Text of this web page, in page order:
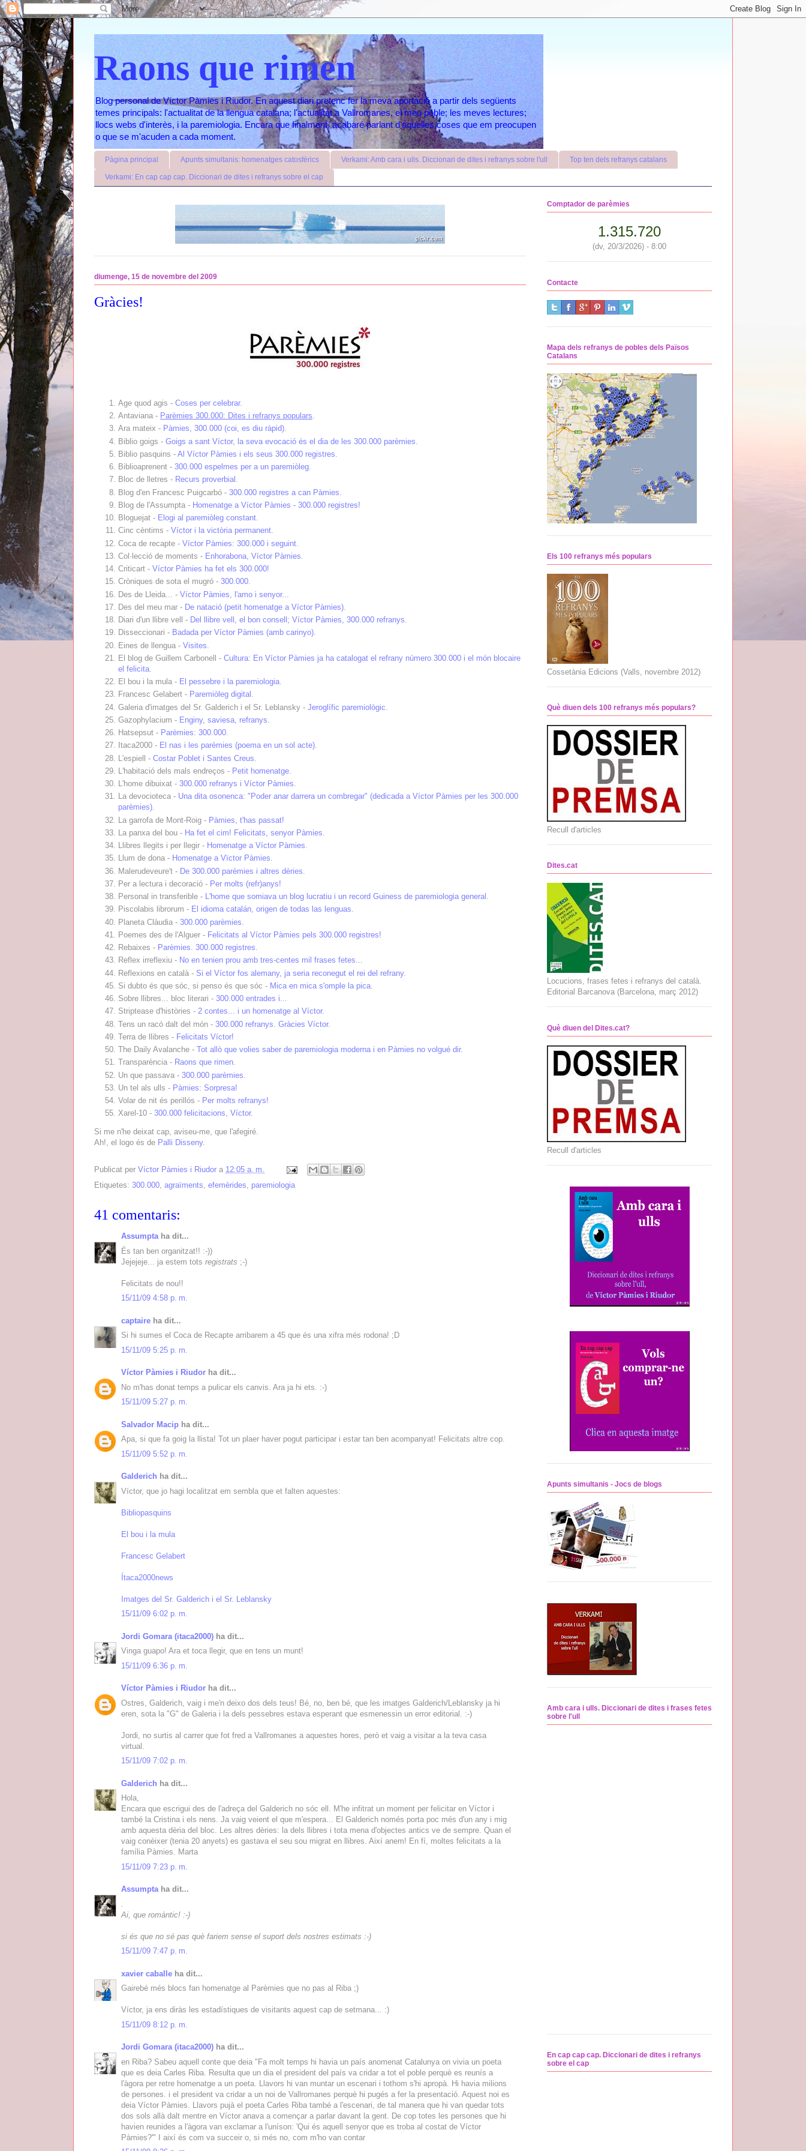
Raons que rimen
Blog personal de Víctor Pàmies i Riudor. En aquest diari pretenc fer la meva aportació a partir dels següents
temes principals: l'actualitat de la llengua catalana; l'actualitat a Vallromanes, el meu poble; les meves lectures;
llocs webs d'interès, i la paremiologia. Encara que finalment, acabaré parlant d'aquelles coses que em preocupen
o que se m'acuden a cada moment.
Pàgina principal Apunts simultanis: homenatges catosfèrics Verkami: Amb cara i ulls. Diccionari de dites i refranys sobre l'ull Top ten dels refranys catalans
Verkami: En cap cap cap. Diccionari de dites i refranys sobre el cap
diumenge, 15 de novembre del 2009
Gràcies!
Age quod agis - Coses per celebrar.
Antaviana - Parèmies 300.000: Dites i refranys populars.
Ara mateix - Pàmies, 300.000 (coi, es diu ràpid).
Biblio goigs - Goigs a sant Víctor, la seva evocació és el dia de les 300.000 parèmies
Biblio pasquins - Al Víctor Pàmies i els seus 300.000 registres
Biblioaprenent - 300.000 espelmes per a un paremiòleg.
Bloc de lletres - Recurs proverbial .
Blog d'en Francesc Puigcarbó - 300.000 registres a can Pàmies
Blog de l'Assumpta - Homenatge a Víctor Pàmies - 300.000 registres!
Bloguejat - Elogi al paremiòleg constant.
Cinc cèntims - Víctor i la victòria permanent.
Coca de recapte - Víctor Pàmies: 300.000 i seguint
Col·lecció de moments - Enhorabona, Víctor Pàmies
Criticart - Víctor Pàmies ha fet els 300.000!
Cròniques de sota el mugró - 300.000.
Des de Lleida... - Víctor Pàmies, l'amo i senyor...
Des del meu mar - De natació (petit homenatge a Víctor Pàmies)
Diari d'un llibre vell - Del llibre vell, el bon consell; Víctor Pàmies, 300.000 refranys.
Disseccionari - Badada per Víctor Pàmies (amb carinyo).
Eines de llengua - Visites
El blog de Guillem Carbonell - Cultura: En Víctor Pàmies ja ha catalogat el refrany número 300.000 i el món blocaire
el felicita
El bou i la mula - El pessebre i la paremiologia.
Francesc Gelabert - Paremiòleg digital .
Galeria d'imatges del Sr. Galderich i el Sr. Leblansky - Jeroglífic paremiològic
Gazophylacium - Enginy, saviesa, refranys
Hatsepsut - Parèmies: 300.000.
Itaca2000 - El nas i les parèmies (poema en un sol acte).
L'espiell - Costar Poblet i Santes Creus
L'habitació dels mals endreços - Petit homenatge
L'home dibuixat - 300.000 refranys i Víctor Pàmies.
La devocioteca - Una dita osonenca: "Poder anar darrera un combregar" (dedicada a Víctor Pàmies per les 300.000
parèmies).
La garrofa de Mont-Roig - Pàmies, t'has passat!
La panxa del bou - Ha fet el cim! Felicitats, senyor Pàmies
Llibres llegits i per llegir - Homenatge a Víctor Pàmies.
Llum de dona - Homenatge a Vïctor Pàmies.
Malerudeveure't - De 300.000 parèmies i altres dèries
Per a lectura i decoració - Per molts (refr)anys!
Personal in transferible - L'home que somiava un blog lucratiu i un record Guiness de paremiologia general .
Piscolabis librorum - El idioma catalán, origen de todas las lenguas.
Planeta Clàudia - 300.000 parèmies
Poemes des de l'Alguer - Felicitats al Víctor Pàmies pels 300.000 registres!
Rebaixes - Parèmies. 300.000 registres.
Reflex irreflexiu - No en tenien prou amb tres-centes mil frases fetes...
Reflexions en català - Si el Víctor fos alemany, ja seria reconegut el rei del refrany.
Si dubto és que sóc, si penso és que sóc - Mica en mica s'omple la pica
Sobre llibres... bloc literari - 300.000 entrades i...
Striptease d'històries - 2 contes... i un homenatge al Víctor.
Tens un racó dalt del món - 300.000 refranys. Gràcies Víctor.
Terra de llibres - Felicitats Víctor!
The Daily Avalanche - Tot allò que volies saber de paremiologia moderna i en Pàmies no volgué dir.
Transparència - Raons que rimen.
Un que passava - 300.000 parèmies
Un tel als ulls - Pàmies: Sorpresa!
Volar de nit és perillós - Per molts refranys!
Xarel-10 - 300.000 felicitacions, Víctor.
Si me n'he deixat cap, aviseu-me, que l'afegiré.
Ah!, el logo és de Palli Disseny.
Publicat per Víctor Pàmies i Riudor a 12:05 a. m.
Etiquetes: 300.000, agraïments, efemèrides, paremiologia
41 comentaris:
Assumptaha dit...
És tan ben organitzat!! :-))
Jejejeje... ja estem tots registrats ;-)
Felicitats de nou!!
15/11/09 4:58 p. m.
captaire ha dit...
Si hi sumes el Coca de Recapte arribarem a 45 que és una xifra més rodona! ;D
15/11/09 5:25 p. m.
Víctor Pàmies i Riudor ha dit...
No m'has donat temps a pulicar els canvis. Ara ja hi ets. :-)
15/11/09 5:27 p. m.
Salvador Macip ha dit...
Apa, si que fa goig la llista! Tot un plaer haver pogut participar i estar tan ben acompanyat! Felicitats altre cop.
15/11/09 5:52 p. m.
Galderich ha dit...
Víctor, que jo hagi localitzat em sembla que et falten aquestes:
Bibliopasquins
El bou i la mula
Francesc Gelabert
Ítaca2000news
Imatges del Sr. Galderich i el Sr. Leblansky
15/11/09 6:02 p. m.
Jordi Gomara (itaca2000) ha dit...
Vinga guapo! Ara et toca llegir, que en tens un munt!
15/11/09 6:36 p. m.
Víctor Pàmies i Riudor ha dit...
Ostres, Galderich, vaig i me'n deixo dos dels teus! Bé, no, ben bé, que les imatges Galderich/Leblansky ja hi
eren, sota la "G" de Galeria i la dels pessebres estava esperant que esmenessin un error editorial. :-)
Jordi, no surtis al carrer que fot fred a Vallromanes a aquestes hores, però et vaig a visitar a la teva casa
virtual.
15/11/09 7:02 p. m.
Galderich ha dit...
Hola,
Encara que escrigui des de l'adreça del Galderich no sóc ell. M'he infitrat un moment per felicitar en Víctor i
també la Cristina i els nens. Ja vaig veient el que m'espera... El Galderich només porta poc més d'un any i mig
amb aquesta dèria del bloc. Les altres dèries: la dels llibres i tota mena d'objectes antics ve de sempre. Quan el
vaig conèixer (tenia 20 anyets) es gastava el seu sou migrat en llibres. Així anem! En fí, moltes felicitats a la
família Pàmies. Marta
15/11/09 7:23 p. m.
Assumptaha dit...
Ai, que romàntic! :-)
si és que no sé pas què fariem sense el suport dels nostres estimats :-)
15/11/09 7:47 p. m.
xavier caballe ha dit...
Gairebé més blocs fan homenatge al Parèmies que no pas al Riba ;)
Víctor, ja ens diràs les estadístiques de visitants aquest cap de setmana... :)
15/11/09 8:12 p. m.
Jordi Gomara (itaca2000) ha dit...
en Riba? Sabeu aquell conte que deia "Fa molt temps hi havia un país anomenat Catalunya on vivia un poeta
que es deia Carles Riba. Resulta que un dia el president del país va cridar a tot el poble perquè es reunís a
l'àgora per retre homenatge a un poeta. Llavors hi van muntar un escenari i tothom s'hi apropà. Hi havia milions
de persones. i el president va cridar a un noi de Vallromanes perquè hi pugés a fer la presentació. Aquest noi es
deia Víctor Pàmies. Llavors pujà el poeta Carles Riba també a l'escenari, de tal manera que hi van quedar tots
dos sols allà dalt mentre en Víctor anava a començar a parlar davant la gent. De cop totes les persones que hi
havien reunides a l'àgora van exclamar a l'uníson: 'Qui és aquell senyor que es troba al costat de Víctor
Pàmies?'" I així és com va succeir o, si més no, com m'ho van contar
Comptador de parèmies
1.315.720
(dv, 20/3/2026) - 8:00
Contacte
Mapa dels refranys de pobles dels Països
Catalans
Els 100 refranys més populars
Cossetània Edicions (Valls, novembre 2012)
Què diuen dels 100 refranys més populars?
Recull d'articles
Dites.cat
Locucions, frases fetes i refranys del català.
Editorial Barcanova (Barcelona, març 2012)
Què diuen del Dites.cat?
Recull d'articles
Apunts simultanis - Jocs de blogs
Amb cara i ulls. Diccionari de dites i frases fetes
sobre l'ull
En cap cap cap. Diccionari de dites i refranys
sobre el cap